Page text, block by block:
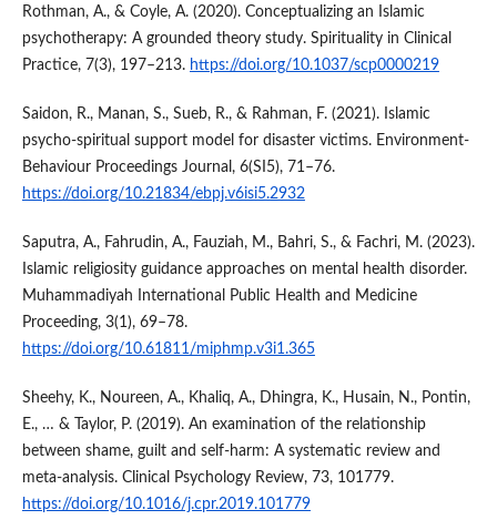
Rothman, A., & Coyle, A. (2020). Conceptualizing an Islamic
psychotherapy: A grounded theory study. Spirituality in Clinical
Practice, 7(3), 197–213. https://doi.org/10.1037/scp0000219
Saidon, R., Manan, S., Sueb, R., & Rahman, F. (2021). Islamic
psycho-spiritual support model for disaster victims. Environment-
Behaviour Proceedings Journal, 6(SI5), 71–76.
https://doi.org/10.21834/ebpj.v6isi5.2932
Saputra, A., Fahrudin, A., Fauziah, M., Bahri, S., & Fachri, M. (2023).
Islamic religiosity guidance approaches on mental health disorder.
Muhammadiyah International Public Health and Medicine
Proceeding, 3(1), 69–78.
https://doi.org/10.61811/miphmp.v3i1.365
Sheehy, K., Noureen, A., Khaliq, A., Dhingra, K., Husain, N., Pontin,
E., … & Taylor, P. (2019). An examination of the relationship
between shame, guilt and self-harm: A systematic review and
meta-analysis. Clinical Psychology Review, 73, 101779.
https://doi.org/10.1016/j.cpr.2019.101779